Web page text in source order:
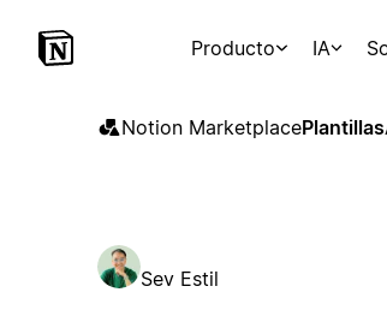
Producto IA
Notion MarketplacePlantillas
Sev Estil